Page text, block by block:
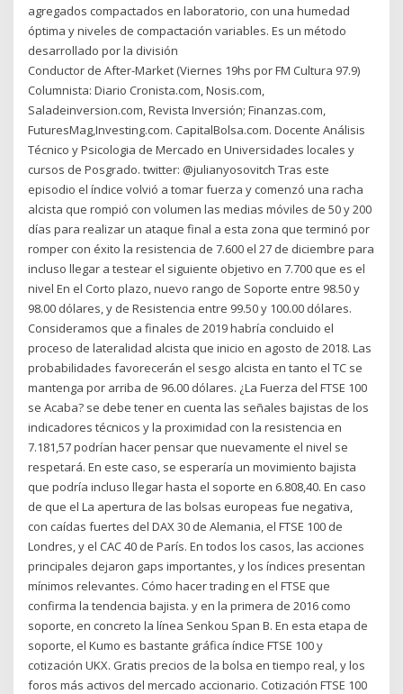
agregados compactados en laboratorio, con una humedad
óptima y niveles de compactación variables. Es un método
desarrollado por la división
Conductor de After-Market (Viernes 19hs por FM Cultura 97.9)
Columnista: Diario Cronista.com, Nosis.com,
Saladeinversion.com, Revista Inversión; Finanzas.com,
FuturesMag,Investing.com. CapitalBolsa.com. Docente Análisis
Técnico y Psicologia de Mercado en Universidades locales y
cursos de Posgrado. twitter: @julianyosovitch Tras este
episodio el índice volvió a tomar fuerza y comenzó una racha
alcista que rompió con volumen las medias móviles de 50 y 200
días para realizar un ataque final a esta zona que terminó por
romper con éxito la resistencia de 7.600 el 27 de diciembre para
incluso llegar a testear el siguiente objetivo en 7.700 que es el
nivel En el Corto plazo, nuevo rango de Soporte entre 98.50 y
98.00 dólares, y de Resistencia entre 99.50 y 100.00 dólares.
Consideramos que a finales de 2019 habría concluido el
proceso de lateralidad alcista que inicio en agosto de 2018. Las
probabilidades favorecerán el sesgo alcista en tanto el TC se
mantenga por arriba de 96.00 dólares. ¿La Fuerza del FTSE 100
se Acaba? se debe tener en cuenta las señales bajistas de los
indicadores técnicos y la proximidad con la resistencia en
7.181,57 podrían hacer pensar que nuevamente el nivel se
respetará. En este caso, se esperaría un movimiento bajista
que podría incluso llegar hasta el soporte en 6.808,40. En caso
de que el La apertura de las bolsas europeas fue negativa,
con caídas fuertes del DAX 30 de Alemania, el FTSE 100 de
Londres, y el CAC 40 de París. En todos los casos, las acciones
principales dejaron gaps importantes, y los índices presentan
mínimos relevantes. Cómo hacer trading en el FTSE que
confirma la tendencia bajista. y en la primera de 2016 como
soporte, en concreto la línea Senkou Span B. En esta etapa de
soporte, el Kumo es bastante gráfica índice FTSE 100 y
cotización UKX. Gratis precios de la bolsa en tiempo real, y los
foros más activos del mercado accionario. Cotización FTSE 100